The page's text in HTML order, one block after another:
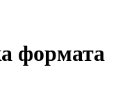
формата